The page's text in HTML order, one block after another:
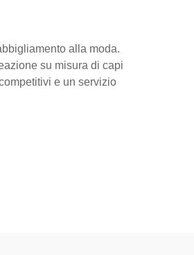
alla moda.
su misura di capi
e un servizio